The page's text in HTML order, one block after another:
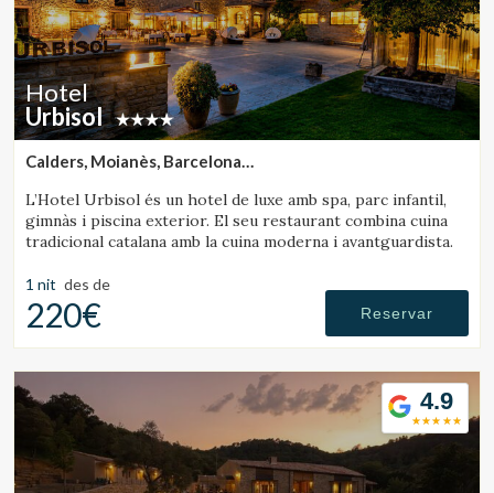
Hotel
Urbisol
Calders, Moianès, Barcelona
L’Hotel Urbisol és un hotel de luxe amb spa, parc infantil,
gimnàs i piscina exterior. El seu restaurant combina cuina
tradicional catalana amb la cuina moderna i avantguardista.
1 nit des de
220€ Reservar
4.9
Modificar cookies
Tècniques i funcionals
Sempre activades
Aquest lloc web utilitza cookies pròpies per recopilar
informació amb la finalitat de millorar els nostres serveis.